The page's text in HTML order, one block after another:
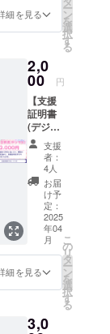
クネー
ム）を
掲載し
・掲載
方法：
文字の
み(20字
以内) ・
掲載サ
イズ：
小 ・支
援時、
必ず備
考欄に
希望さ
れるお
名前を
ご記入
くださ
い。
ル)】 感
細を見る ー
ン
を
選
択
す
る
2,0
00 円
【支援
証明書
(デジタ
ル)】
もっと
追加で
応援し
たい方
向けの
プラン
です。
感謝の
気持ち
を込め
て、支
援証明
タル)を
支援
者：
4人
お届
け予
定：
2025
年04
月
細を見る
こ
の
リ
タ
ー
ン
を
選
択
す
る
3,0